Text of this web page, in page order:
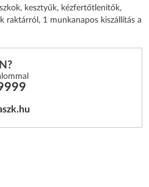
kesztyűk, kézfertőtlenítők,
raktárról, 1 munkanapos kiszállítás a